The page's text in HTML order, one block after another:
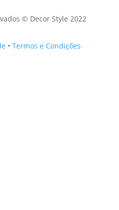
© Decor Style 2022
•Termos e Condições